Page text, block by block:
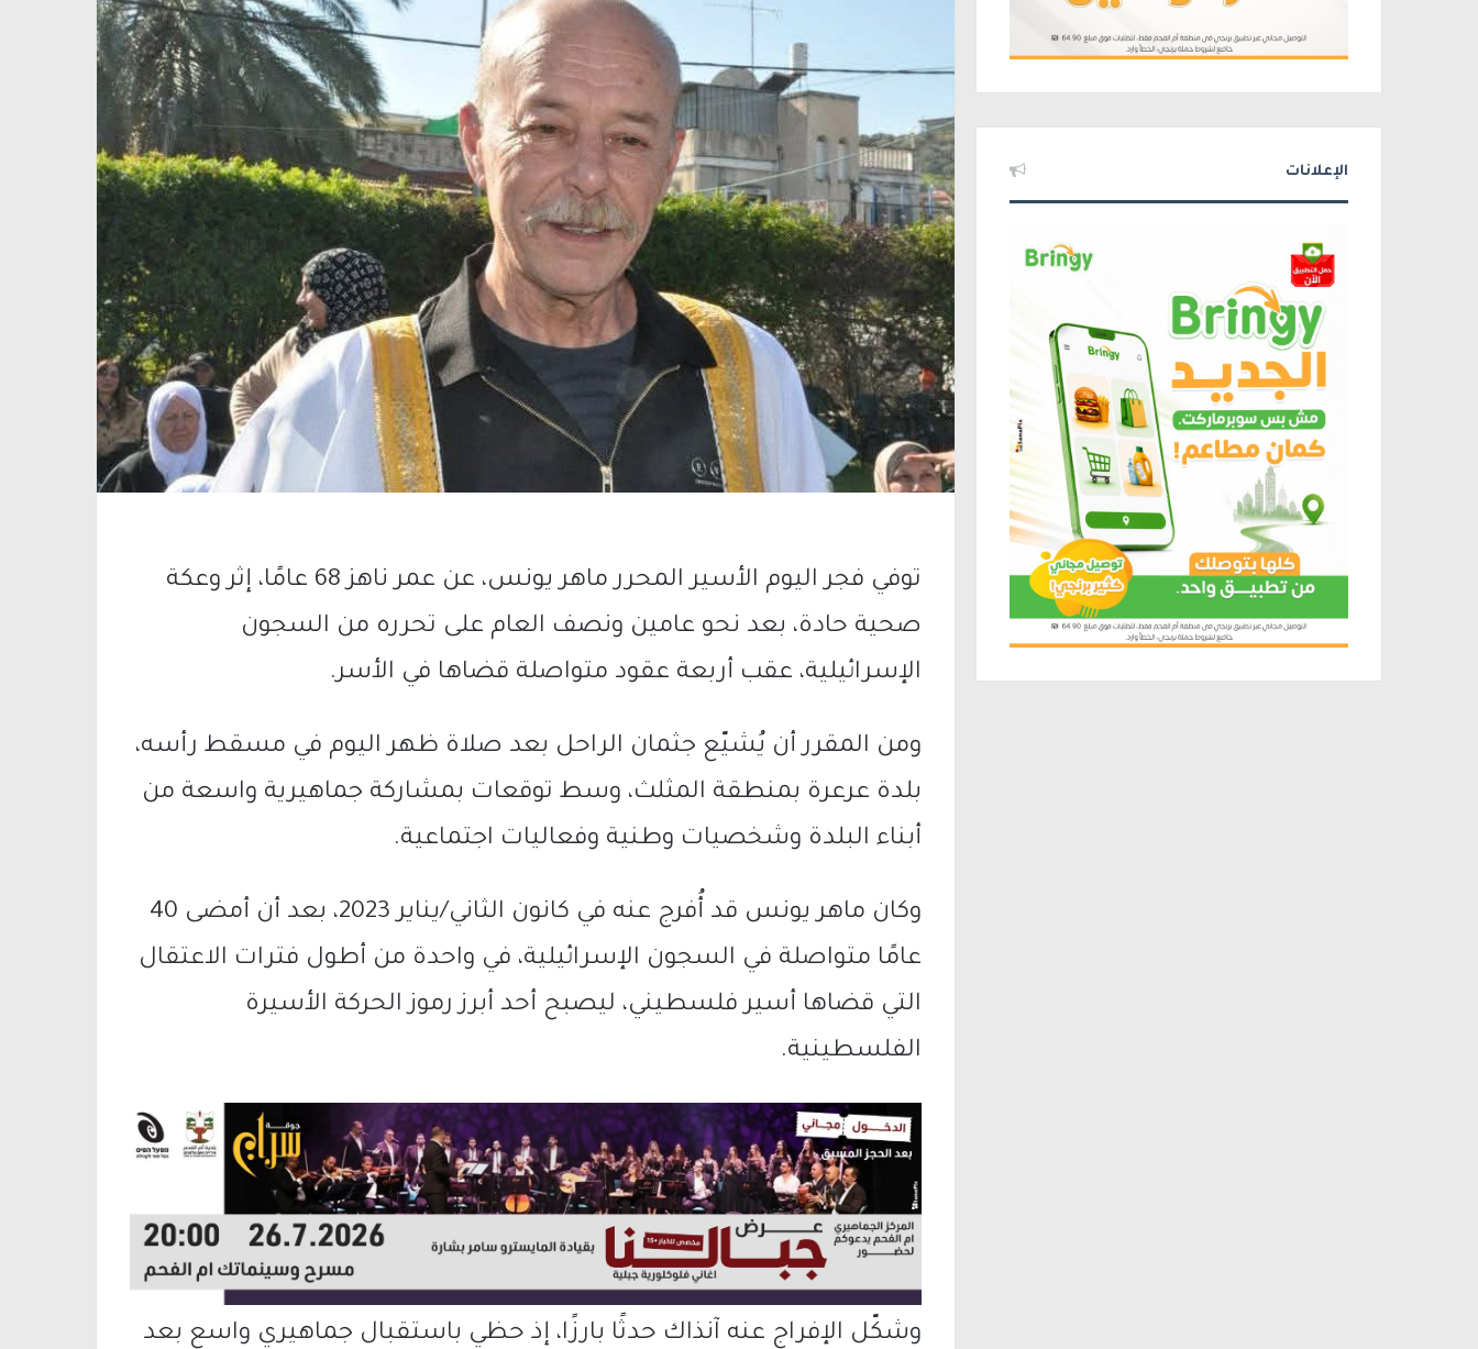
توفي فجر اليوم الأسير المحرر ماهر يونس، عن عمر ناهز 68 عامًا، إثر وعكة
صحية حادة، بعد نحو عامين ونصف العام على تحرره من السجون
الإسرائيلية، عقب أربعة عقود متواصلة قضاها في الأسر.
ومن المقرر أن يُشيّع جثمان الراحل بعد صلاة ظهر اليوم في مسقط رأسه،
بلدة عرعرة بمنطقة المثلث، وسط توقعات بمشاركة جماهيرية واسعة من
أبناء البلدة وشخصيات وطنية وفعاليات اجتماعية.
وكان ماهر يونس قد أُفرج عنه في كانون الثاني/يناير 2023، بعد أن أمضى 40
عامًا متواصلة في السجون الإسرائيلية، في واحدة من أطول فترات الاعتقال
التي قضاها أسير فلسطيني، ليصبح أحد أبرز رموز الحركة الأسيرة
الفلسطينية.
وشكّل الإفراج عنه آنذاك حدثًا بارزًا، إذ حظي باستقبال جماهيري واسع بعد
الإعلانات